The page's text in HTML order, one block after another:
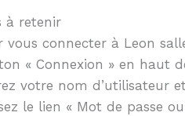
à retenir
vous connecter à Leon
« Connexion » en haut
votre nom d’utilisateur
le lien « Mot de passe